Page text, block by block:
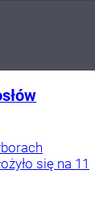
się na 11